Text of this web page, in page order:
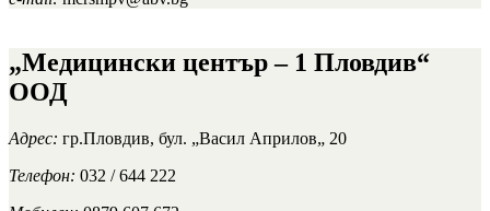
„Медицински център – 1 Пловдив“
ООД
Адрес: гр.Пловдив, бул. „Васил Априлов„ 20
Телефон: 032 / 644 222